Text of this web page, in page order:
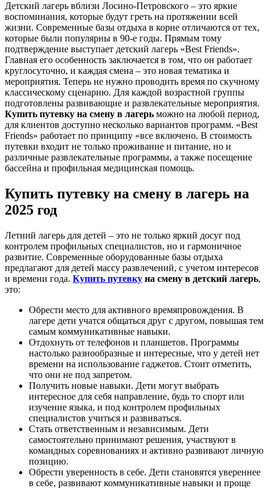
Детский лагерь вблизи Лосино-Петровского – это яркие
воспоминания, которые будут греть на протяжении всей
жизни. Современные базы отдыха в корне отличаются от тех,
которые были популярны в 90-е годы. Прямым тому
подтверждение выступает детский лагерь «Best Friends».
Главная его особенность заключается в том, что он работает
круглосуточно, и каждая смена – это новая тематика и
мероприятия. Теперь не нужно проводить время по скучному
классическому сценарию. Для каждой возрастной группы
подготовлены развивающие и развлекательные мероприятия.
Купить путевку на смену в лагерь можно на любой период,
для клиентов доступно несколько вариантов программ. «Best
Friends» работает по принципу «все включено. В стоимость
путевки входит не только проживание и питание, но и
различные развлекательные программы, а также посещение
бассейна и профильная медицинская помощь.
Купить путевку на смену в лагерь на
2025 год
Летний лагерь для детей – это не только яркий досуг под
контролем профильных специалистов, но и гармоничное
развитие. Современные оборудованные базы отдыха
предлагают для детей массу развлечений, с учетом интересов
и времени года. Купить путевку на смену в детский лагерь,
это:
Обрести место для активного времяпровождения. В
лагере дети учатся общаться друг с другом, повышая тем
самым коммуникативные навыки.
Отдохнуть от телефонов и планшетов. Программы
настолько разнообразные и интересные, что у детей нет
времени на использование гаджетов. Стоит отметить,
что они не под запретом.
Получить новые навыки. Дети могут выбрать
интересное для себя направление, будь то спорт или
изучение языка, и под контролем профильных
специалистов учиться и развиваться.
Стать ответственным и независимым. Дети
самостоятельно принимают решения, участвуют в
командных соревнованиях и активно развивают личную
позицию.
Обрести уверенность в себе. Дети становятся увереннее
в себе, развивают коммуникативные навыки и проще